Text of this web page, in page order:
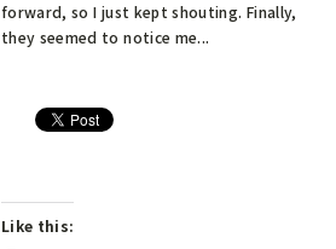
forward, so I just kept shouting. Finally,
they seemed to notice me...
Like this: